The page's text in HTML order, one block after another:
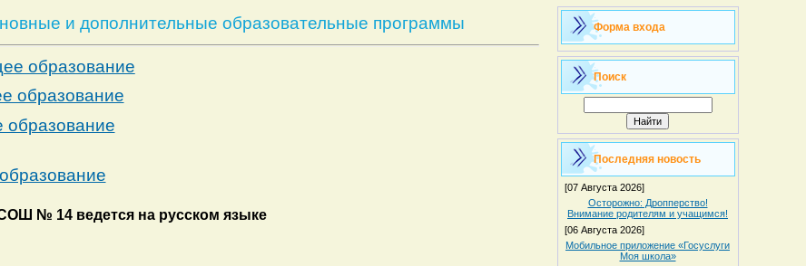
и дополнительные образовательные программы
образование
образование
№ 14 ведется на русском языке
Форма входа
Поиск
Последняя новость
[07 Августа 2026]
Осторожно: Дропперство!
Внимание родителям и учащимся!
[06 Августа 2026]
Мобильное приложение «Госуслуги
Моя школа»